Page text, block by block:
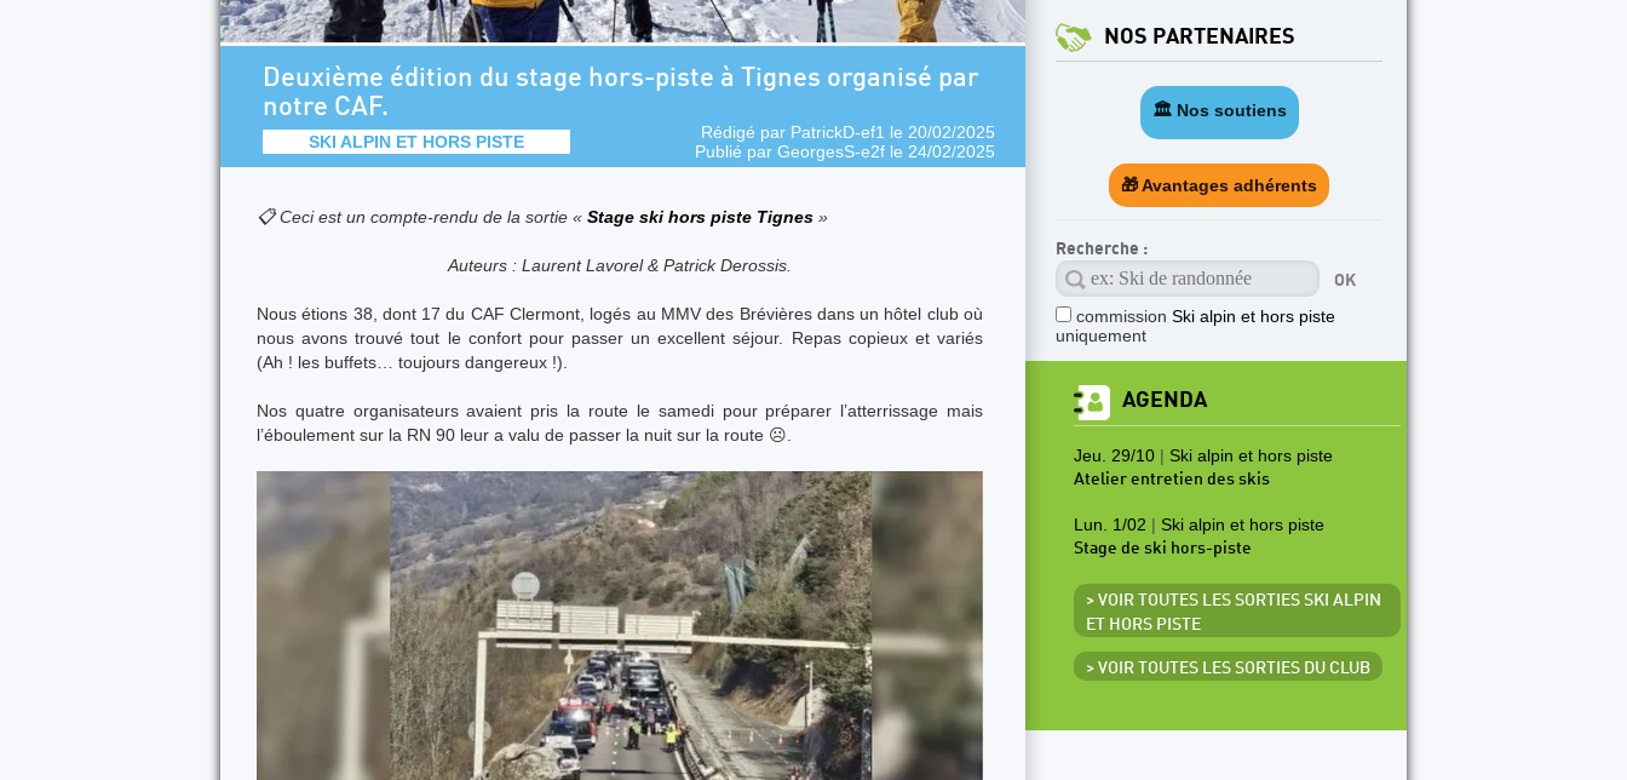
Deuxième édition du stage hors-piste à Tignes organisé par
notre CAF.
SKI ALPIN ET HORS PISTE Rédigé par PatrickD-ef1 le 20/02/2025
Publié par GeorgesS-e2f le 24/02/2025
📋 Ceci est un compte-rendu de la sortie « Stage ski hors piste Tignes »
Auteurs : Laurent Lavorel & Patrick Derossis.
Nous étions 38, dont 17 du CAF Clermont, logés au MMV des Brévières dans un hôtel club où
nous avons trouvé tout le confort pour passer un excellent séjour. Repas copieux et variés
(Ah ! les buffets… toujours dangereux !).
Nos quatre organisateurs avaient pris la route le samedi pour préparer l’atterrissage mais
l’éboulement sur la RN 90 leur a valu de passer la nuit sur la route ☹.
NOS PARTENAIRES
🏛️ Nos soutiens
🎁 Avantages adhérents
Recherche :
commission Ski alpin et hors piste
uniquement
AGENDA
Jeu. 29/10 | Ski alpin et hors piste
Atelier entretien des skis
Lun. 1/02 | Ski alpin et hors piste
Stage de ski hors-piste
> VOIR TOUTES LES SORTIES SKI ALPIN
ET HORS PISTE
> VOIR TOUTES LES SORTIES DU CLUB